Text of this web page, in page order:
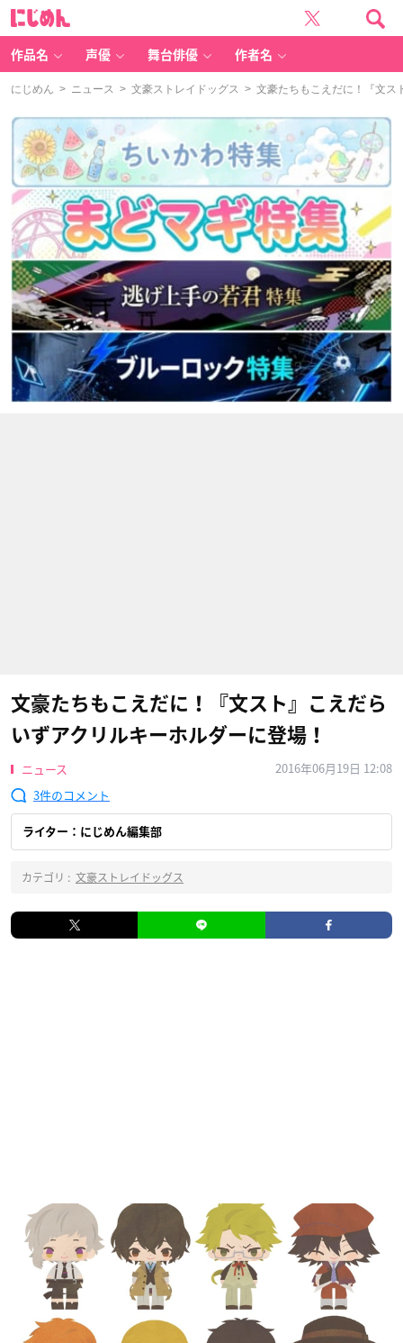
作品名 声優 舞台俳優 作者名
にじめん > ニュース > 文豪ストレイドッグス > 文豪たちもこえだに！『文ス
文豪たちもこえだに！『文スト』こえだら
いずアクリルキーホルダーに登場！
ニュース
2016年06月19日 12:08
3
ライター：にじめん編集部
カテゴリ : 文豪ストレイドッグス